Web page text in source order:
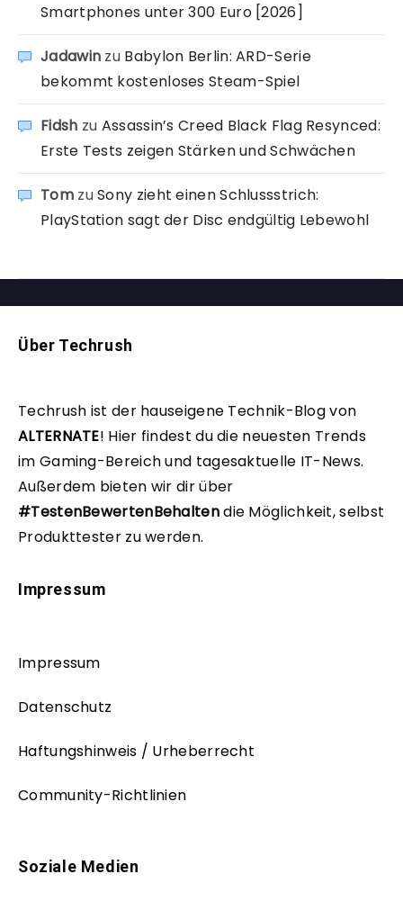
Smartphones unter 300 Euro [2026]
Jadawin zu Babylon Berlin: ARD-Serie
bekommt kostenloses Steam-Spiel
Fidsh zu Assassin’s Creed Black Flag Resynced:
Erste Tests zeigen Stärken und Schwächen
TomzuSony zieht einen Schlussstrich:
PlayStation sagt der Disc endgültig Lebewohl
Über Techrush
Techrush ist der hauseigene Technik-Blog von
ALTERNATE! Hier findest du die neuesten Trends
im Gaming-Bereich und tagesaktuelle IT-News.
Außerdem bieten wir dir über
#TestenBewertenBehaltendie Möglichkeit, selbst
Produkttester zu werden.
Impressum
Impressum
Datenschutz
Haftungshinweis / Urheberrecht
Community-Richtlinien
Soziale Medien